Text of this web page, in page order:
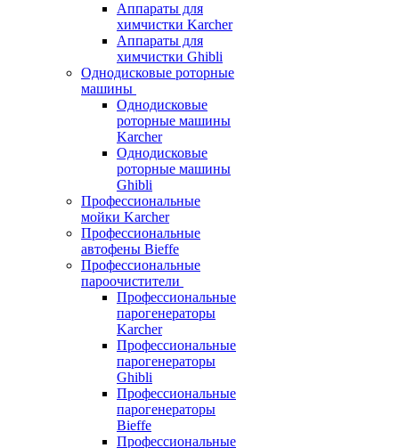
Аппараты для
химчистки Karcher
Аппараты для
химчистки Ghibli
Однодисковые роторные
машины
Однодисковые
роторные машины
Karcher
Однодисковые
роторные машины
Ghibli
Профессиональные
мойки Karcher
Профессиональные
автофены Bieffe
Профессиональные
пароочистители
Профессиональные
парогенераторы
Karcher
Профессиональные
парогенераторы
Ghibli
Профессиональные
парогенераторы
Bieffe
Профессиональные